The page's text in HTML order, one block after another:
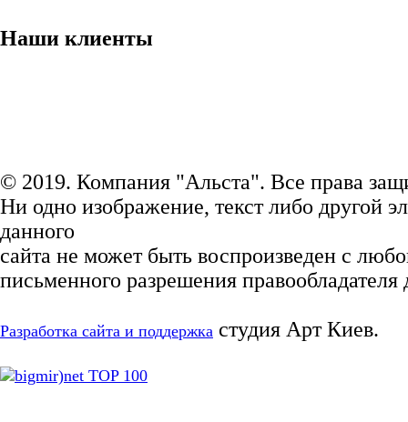
Наши клиенты
© 2019. Компания "Альста". Все права
Ни одно изображение, текст либо другой
данного
сайта не может быть воспроизведен с
письменного разрешения правообладателя
Разработка сайта и поддержка студия Арт Киев.